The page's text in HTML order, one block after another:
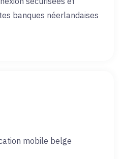
banques néerlandaises
mobile belge